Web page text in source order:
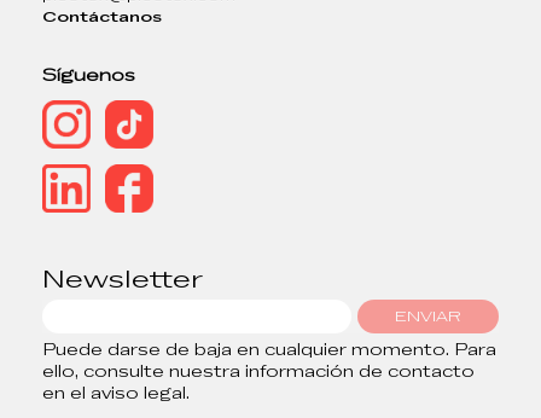
Contáctanos
Síguenos
Newsletter
ENVIAR
Puede darse de baja en cualquier momento. Para
ello, consulte nuestra información de contacto
en el aviso legal.